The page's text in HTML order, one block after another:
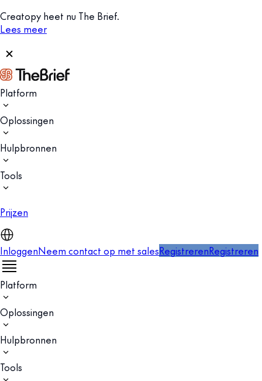
Creatopy heet nu The Brief.
Lees meer
Platform
Oplossingen
Hulpbronnen
Tools
Prijzen
InloggenNeem contact op met salesRegistrerenRegistreren
Platform
Oplossingen
Hulpbronnen
Tools